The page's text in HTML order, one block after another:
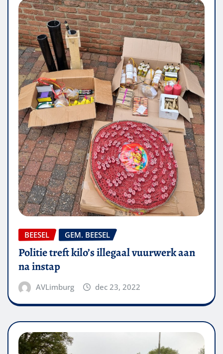
BEESEL GEM. BEESEL
Politie treft kilo’s illegaal vuurwerk aan
na instap
AVLimburg dec 23, 2022